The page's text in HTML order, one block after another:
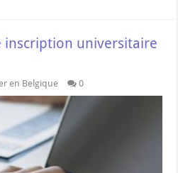
inscription universitaire
en Belgique 0